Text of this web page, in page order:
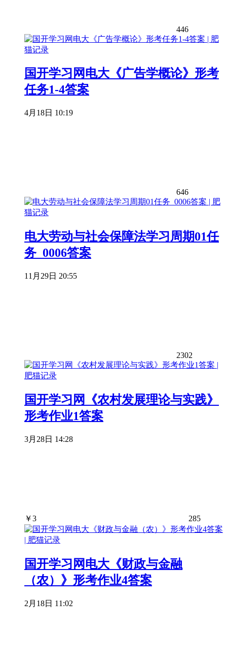
446
国开学习网电大《广告学概论》形考
任务1-4答案
4月18日 10:19
646
电大劳动与社会保障法学习周期01任
务_0006答案
11月29日 20:55
2302
国开学习网《农村发展理论与实践》
形考作业1答案
3月28日 14:28
￥3 285
国开学习网电大《财政与金融
（农）》形考作业4答案
2月18日 11:02